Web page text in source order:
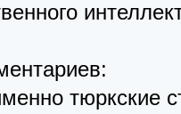
тюркские